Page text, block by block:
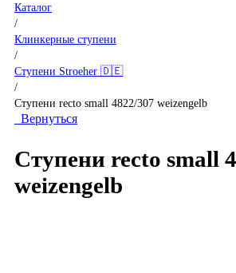
Каталог
/
Клинкерные ступени
/
Ступени Stroeher 🇩🇪
/
Ступени recto small 4822/307 weizengelb
Вернуться
Ступени recto small
weizengelb